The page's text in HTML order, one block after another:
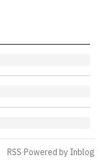
RSS·Powered by Inblog